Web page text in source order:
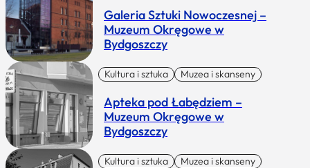
Galeria Sztuki Nowoczesnej –
Muzeum Okręgowe w
Bydgoszczy
Kultura i sztuka Muzea i skanseny
Apteka pod Łabędziem –
Muzeum Okręgowe w
Bydgoszczy
Kultura i sztuka Muzea i skanseny